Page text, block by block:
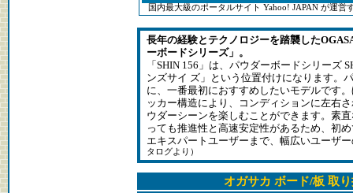
国内最大級のポータルサイト Yahoo! JAPAN が運営
長年の経験とテクノロジーを踏襲した
ーボードシリーズ」。
「SHIN 156」は、パウダーボードシリーズ
ンズサイ ズ」という位置付けになります。
に、一番最初におすすめしたいモデルです
ッカー構造により、コンディションに左右
ウダーシーンを楽しむことができます。素
っても推進性と高速安定性があるため、初
エキスパートユーザーまで、幅広いユーザ
タログより）
オガサカ ボード/板 取